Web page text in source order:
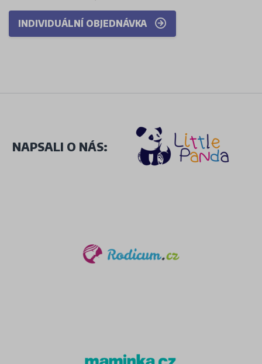
INDIVIDUÁLNÍ OBJEDNÁVKA
NAPSALI O NÁS: